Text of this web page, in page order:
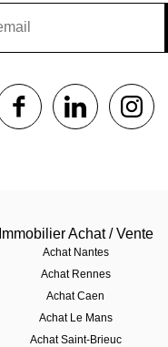
1$s 1$s
Immobilier Achat / Vente
Achat Nantes
Achat Rennes
Achat Caen
Achat Le Mans
Achat Saint-Brieuc